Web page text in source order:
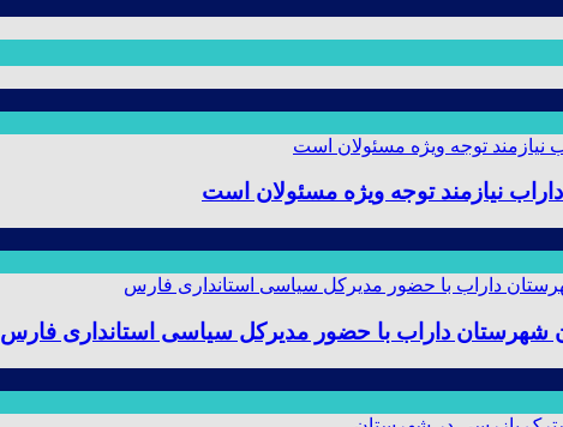
نیازمند توجه ویژه مسئولان است
شهرستان داراب با حضور مدیرکل سیاسی استانداری فارس